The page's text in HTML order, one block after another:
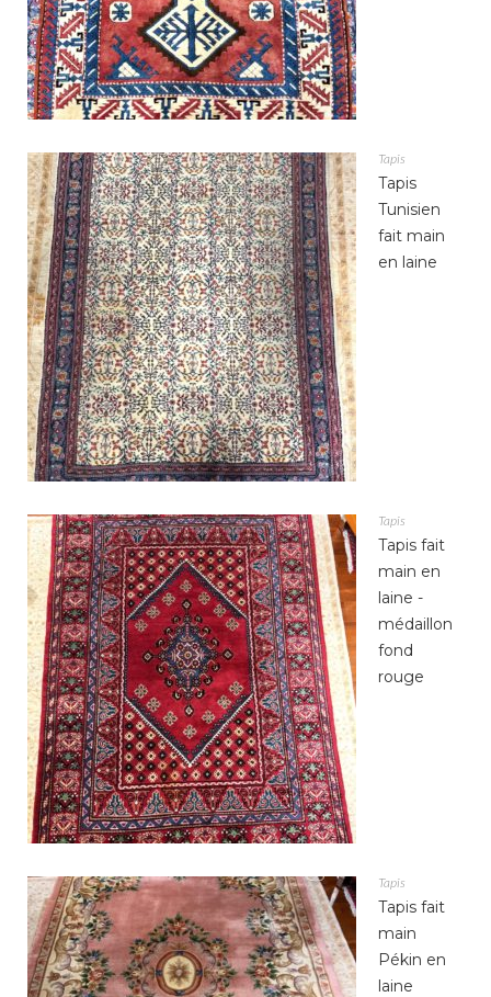
Tapis
Tapis
Tunisien
fait main
en laine
Tapis
Tapis fait
main en
laine -
médaillon
fond
rouge
Tapis
Tapis fait
main
Pékin en
laine